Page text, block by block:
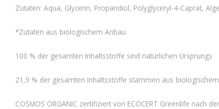
Zutaten: Aqua, Glycerin, Propandiol, Polyglyceryl-4-Caprat,
*Zutaten aus biologischem Anbau
100 % der gesamten Inhaltsstoffe sind natürlichen Ursprungs
21,9 % der gesamten Inhaltsstoffe stammen aus
COSMOS ORGANIC zertifiziert von ECOCERT Greenlife nach